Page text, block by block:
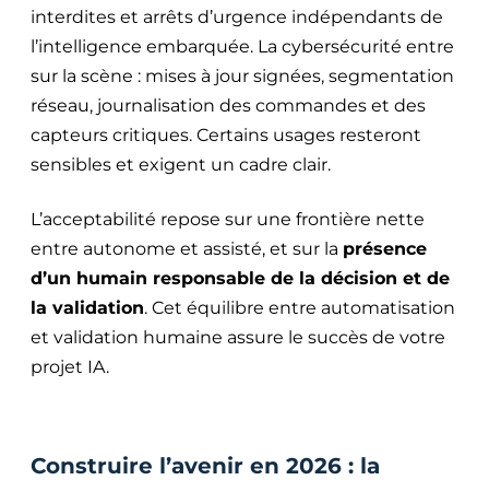
interdites et arrêts d’urgence indépendants de
l’intelligence embarquée. La cybersécurité entre
sur la scène : mises à jour signées, segmentation
réseau, journalisation des commandes et des
capteurs critiques. Certains usages resteront
sensibles et exigent un cadre clair.
L’acceptabilité repose sur une frontière nette
entre autonome et assisté, et sur la présence
d’un humain responsable de la décision et de
la validation. Cet équilibre entre automatisation
et validation humaine assure le succès de votre
projet IA.
Construire l’avenir en 2026 : la